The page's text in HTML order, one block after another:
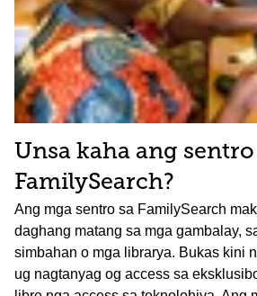
Unsa kaha ang sentro
FamilySearch?
Ang mga sentro sa FamilySearch
daghang matang sa mga gambalay,
simbahan o mga librarya. Bukas kini
ug nagtanyag og access sa